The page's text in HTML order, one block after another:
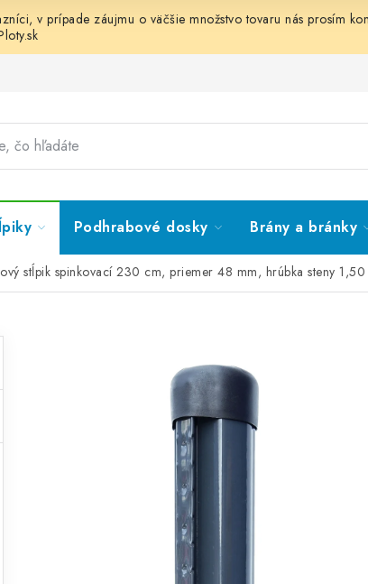
v prípade záujmu o väčšie množstvo tovaru nás prosím
Podhrabové dosky Brány a bránky
stĺpik spinkovací 230 cm, priemer 48 mm, hrúbka steny